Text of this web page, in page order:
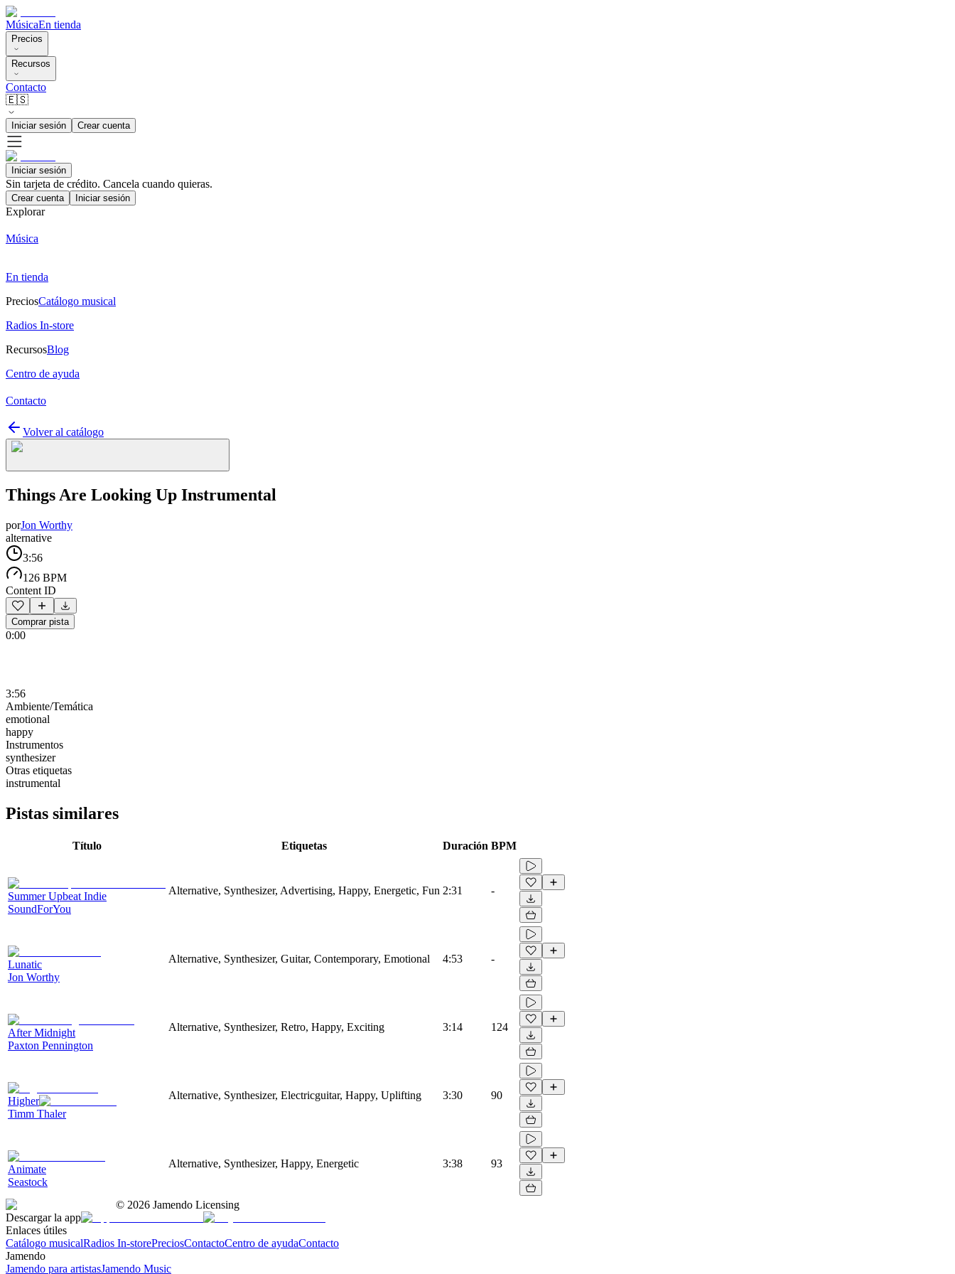
MúsicaEn tienda
Precios
Recursos
Contacto
🇪🇸
Iniciar sesión Crear cuenta
Iniciar sesión
Sin tarjeta de crédito. Cancela cuando quieras.
Crear cuenta Iniciar sesión
Explorar
Música
En tienda
PreciosCatálogo musical
Radios In-store
RecursosBlog
Centro de ayuda
Contacto
Volver al catálogo
Things Are Looking Up Instrumental
porJon Worthy
alternative
3:56
126 BPM
Content ID
Comprar pista
0:00
3:56
Ambiente/Temática
emotional
happy
Instrumentos
synthesizer
Otras etiquetas
instrumental
Pistas similares
Título Etiquetas Duración BPM
Summer Upbeat Indie
SoundForYou
Alternative, Synthesizer, Advertising, Happy, Energetic, Fun 2:31 -
Lunatic
Jon Worthy
Alternative, Synthesizer, Guitar, Contemporary, Emotional 4:53 -
After Midnight
Paxton Pennington
Alternative, Synthesizer, Retro, Happy, Exciting 3:14 124
Higher
Timm Thaler
Alternative, Synthesizer, Electricguitar, Happy, Uplifting 3:30 90
Animate
Seastock
Alternative, Synthesizer, Happy, Energetic 3:38 93
© 2026 Jamendo Licensing
Descargar la app
Enlaces útiles
Catálogo musicalRadios In-storePreciosContactoCentro de ayudaContacto
Jamendo
Jamendo para artistasJamendo Music